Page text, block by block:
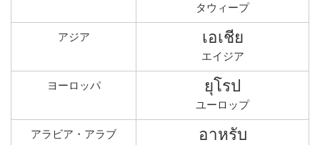
タウィープ
アジア เอเชีย
エイジア
ヨーロッパ ยุโรป
ユーロップ
アラビア・アラブ อาหรับ